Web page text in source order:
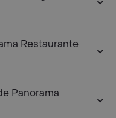
Restaurante
Panorama